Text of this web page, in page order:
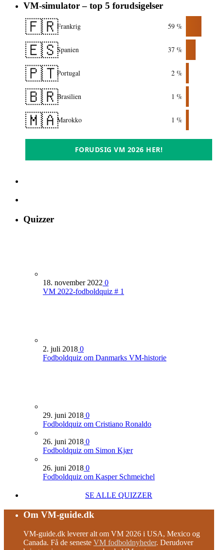
VM-simulator – top 5 forudsigelser
🇫🇷Frankrig 59 %
🇪🇸Spanien 37 %
🇵🇹Portugal 2 %
🇧🇷Brasilien 1 %
🇲🇦Marokko 1 %
FORUDSIG VM 2026 HER!
Quizzer
18. november 2022 0
VM 2022-fodboldquiz # 1
2. juli 2018 0
Fodboldquiz om Danmarks VM-historie
29. juni 2018 0
Fodboldquiz om Cristiano Ronaldo
26. juni 2018 0
Fodboldquiz om Simon Kjær
26. juni 2018 0
Fodboldquiz om Kasper Schmeichel
SE ALLE QUIZZER
Om VM-guide.dk
VM-guide.dk leverer alt om VM 2026 i USA, Mexico og
Canada. Få de seneste VM fodboldnyheder. Derudover